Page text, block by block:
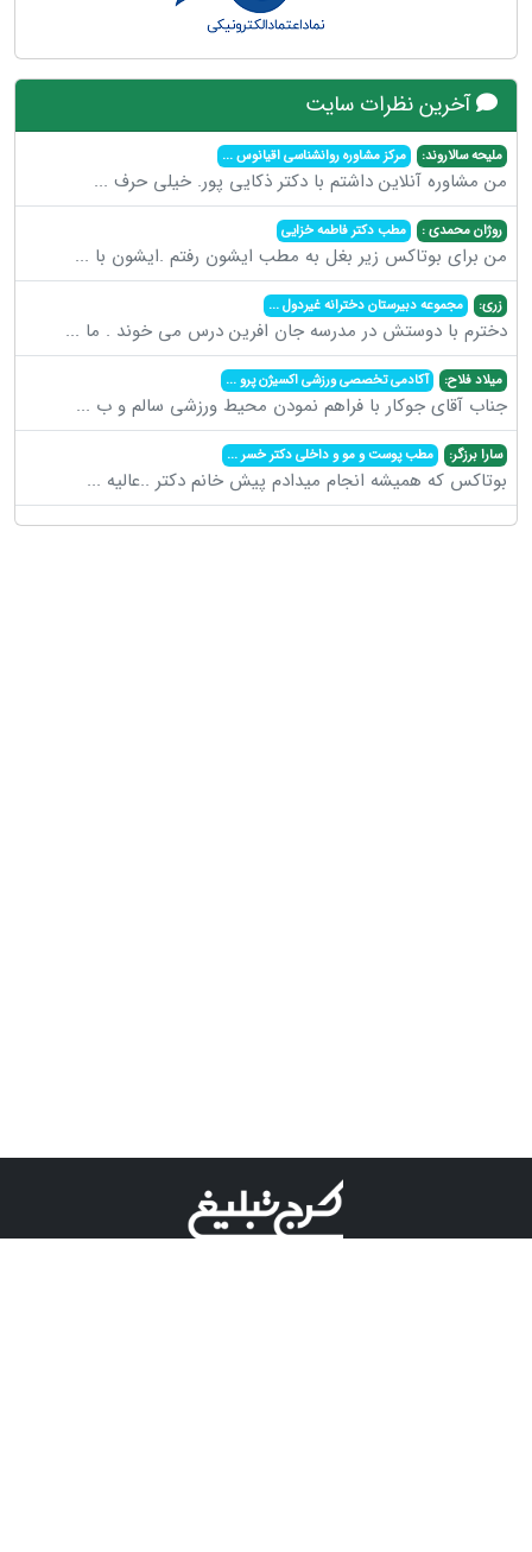
آخرین نظرات سایت
ملیحه سالاروند: مرکز مشاوره روانشناسی اقیانوس...
من مشاوره آنلاین داشتم با دکتر ذکایی پور. خیلی حرف ...
روژان محمدی : مطب دکتر فاطمه خزایی
من برای بوتاکس زیر بغل به مطب ایشون رفتم .ایشون با ...
زری: مجموعه دبیرستان دخترانه غیردول...
دخترم با دوستش در مدرسه جان افرین درس می خوند . ما ...
میلاد فلاح: آکادمی تخصصی ورزشی اکسیژن پرو...
جناب آقای جوکار با فراهم نمودن محیط ورزشی سالم و ب ...
سارا برزگر: مطب پوست و مو و داخلی دکتر خسر...
بوتاکس که همیشه انجام میدادم پیش خانم دکتر ..عالیه ...